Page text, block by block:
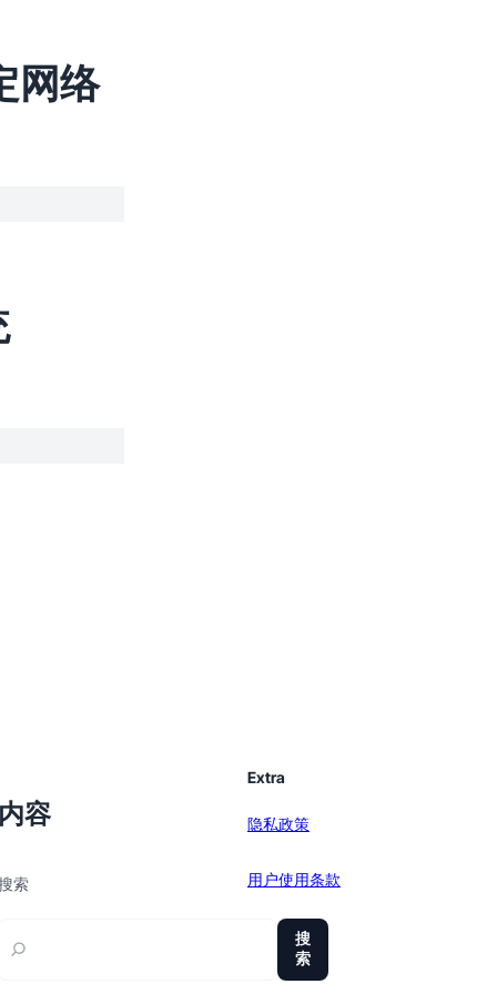
网络
容
索
搜
索
Extra
隐私政策
用户使用条款
sitemap